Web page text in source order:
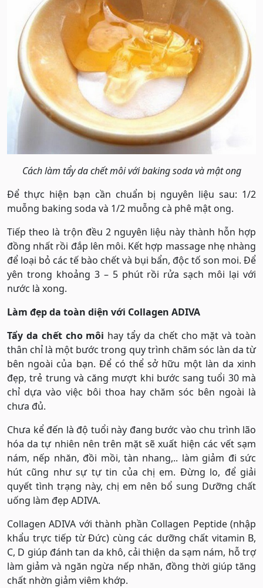
Cách làm tẩy da chết môi với baking soda và mật ong
Để thực hiện bạn cần chuẩn bị nguyên liệu sau: 1/2
muỗng baking soda và 1/2 muỗng cà phê mật ong.
Tiếp theo là trộn đều 2 nguyên liệu này thành hỗn hợp
đồng nhất rồi đắp lên môi. Kết hợp massage nhẹ nhàng
để loại bỏ các tế bào chết và bụi bẩn, độc tố son moi. Để
yên trong khoảng 3 – 5 phút rồi rửa sạch môi lại với
nước là xong.
Làm đẹp da toàn diện với Collagen ADIVA
Tẩy da chết cho môi hay tẩy da chết cho mặt và toàn
thân chỉ là một bước trong quy trình chăm sóc làn da từ
bên ngoài của bạn. Để có thể sở hữu một làn da xinh
đẹp, trẻ trung và căng mượt khi bước sang tuổi 30 mà
chỉ dựa vào việc bôi thoa hay chăm sóc bên ngoài là
chưa đủ.
Chưa kể đến là độ tuổi này đang bước vào chu trình lão
hóa da tự nhiên nên trên mặt sẽ xuất hiện các vết sạm
nám, nếp nhăn, đồi mồi, tàn nhang,.. làm giảm đi sức
hút cũng như sự tự tin của chị em. Đừng lo, để giải
quyết tình trạng này, chị em nên bổ sung Dưỡng chất
uống làm đẹp ADIVA.
Collagen ADIVA với thành phần Collagen Peptide (nhập
khẩu trực tiếp từ Đức) cùng các dưỡng chất vitamin B,
C, D giúp đánh tan da khô, cải thiện da sạm nám, hỗ trợ
làm giảm và ngăn ngừa nếp nhăn, đồng thời giúp tăng
chất nhờn giảm viêm khớp.